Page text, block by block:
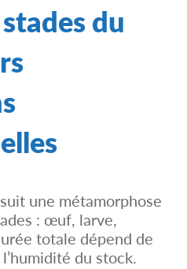
du
une métamorphose
: œuf, larve,
totale dépend de
du stock.